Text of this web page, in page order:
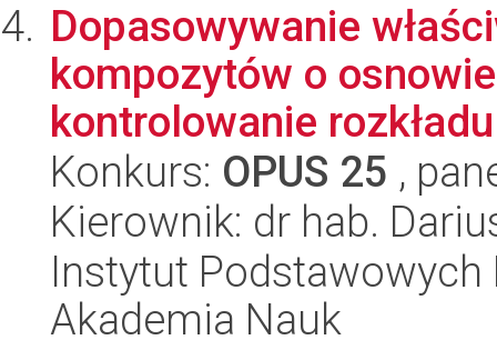
Dopasowywanie
kompozytów o
kontrolowanie
Konkurs: OPUS 25 ,
Kierownik: dr hab.
Instytut
Akademia Nauk